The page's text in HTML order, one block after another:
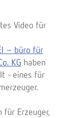
Video für
– büro für
KG haben
- eines für
für Erzeuger,